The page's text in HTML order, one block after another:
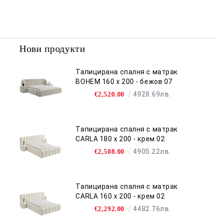
Нови продукти
Тапицирана спалня с матрак
BOHEM 160 х 200 - бежов 07
€2,520.00 4928.69лв.
Тапицирана спалня с матрак
CARLA 180 х 200 - крем 02
€2,508.00 4905.22лв.
Тапицирана спалня с матрак
CARLA 160 х 200 - крем 02
€2,292.00 4482.76лв.